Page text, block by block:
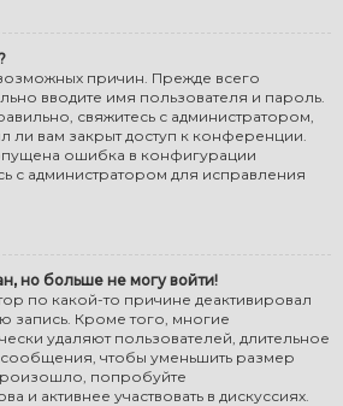
причин. Прежде всего
вводите имя пользователя и пароль.
свяжитесь с администратором,
ли вам закрыт доступ к конференции.
ошибка в конфигурации
с администратором для исправления
но больше не могу войти!
по какой-то причине деактивировал
запись. Кроме того, многие
удаляют пользователей, длительное
чтобы уменьшить размер
попробуйте
и активнее участвовать в дискуссиях.